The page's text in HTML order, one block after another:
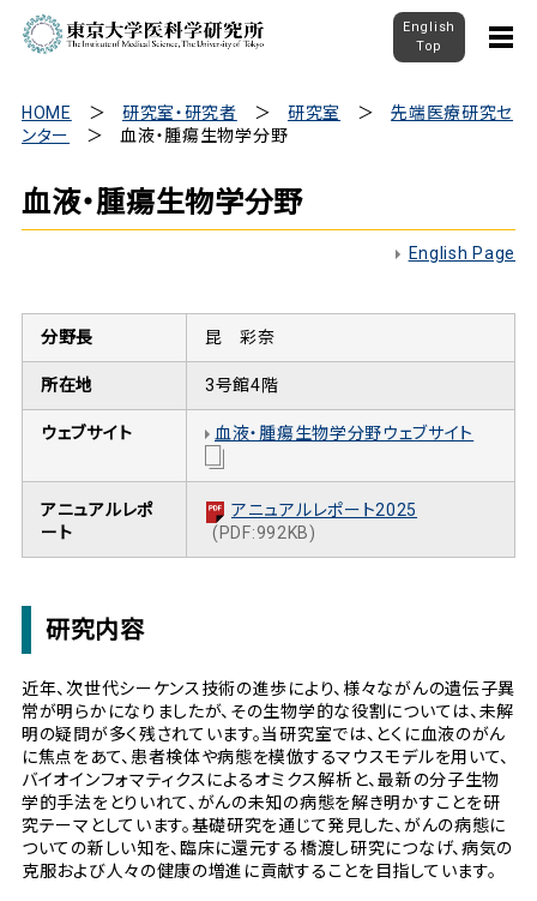
English
Top
HOME 研究室・研究者 研究室
先端医療研究セ
ンター
血液・腫瘍生物学分野
血液・腫瘍生物学分野
English Page
分野長 昆 彩奈
所在地 3号館4階
ウェブサイト 血液・腫瘍生物学分野ウェブサイト
アニュアルレポ
ート
アニュアルレポート2025
(PDF:992KB)
研究内容
近年、次世代シーケンス技術の進歩により、様々ながんの遺伝子異
常が明らかになりましたが、その生物学的な役割については、未解
明の疑問が多く残されています。当研究室では、とくに血液のがん
に焦点をあて、患者検体や病態を模倣するマウスモデルを用いて、
バイオインフォマティクスによるオミクス解析と、最新の分子生物
学的手法をとりいれて、がんの未知の病態を解き明かすことを研
究テーマとしています。基礎研究を通じて発見した、がんの病態に
ついての新しい知を、臨床に還元する橋渡し研究につなげ、病気の
克服および人々の健康の増進に貢献することを目指しています。